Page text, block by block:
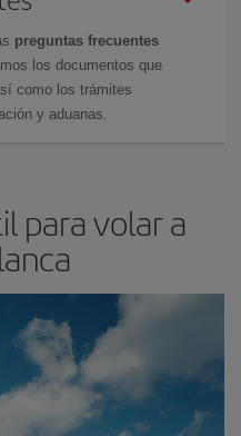
preguntas frecuentes
los documentos que
como los trámites
y aduanas.
para volar a